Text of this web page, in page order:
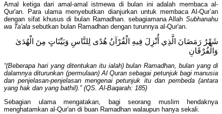
Amal ketiga dari amal-amal istmewa di bulan ini adalah membaca al-
Qur'an. Para ulama menyebutkan dianjurkan untuk membaca Al-Qur’an
dengan sifat khusus di bulan Ramadhan. sebagiamana Allah Subhanahu
wa Ta'ala sebutkan bulan Ramadhan dengan turunnya al-Qur'an.
شَهْرُ رَمَضَانَ الَّذِي أُنْزِلَ فِيهِ الْقُرْآنُ هُدًى لِلنَّاسِ وَبَيِّنَاتٍ مِنَ الْهُدَىٰ
وَالْفُرْقَانِ
“(Beberapa hari yang ditentukan itu ialah) bulan Ramadhan, bulan yang di
dalamnya diturunkan (permulaan) Al Quran sebagai petunjuk bagi manusia
dan penjelasan-penjelasan mengenai petunjuk itu dan pembeda (antara
yang hak dan yang bathil).” (QS. Al-Baqarah: 185)
Sebagian ulama mengatakan, bagi seorang muslim hendaknya
menghatamkan al-Qur'an di buan Ramadhan walaupun hanya sekali.